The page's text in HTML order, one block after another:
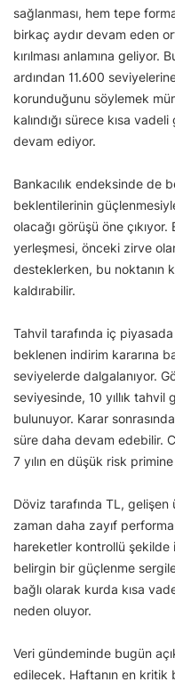
sağlanması, hem tepe
birkaç aydır devam eden
kırılması anlamına
ardından 11.600
korunduğunu söylemek
kalındığı sürece kısa
devam ediyor.
Bankacılık endeksinde de
beklentilerinin
olacağı görüşü öne
yerleşmesi, önceki zirve
desteklerken, bu noktanın
kaldırabilir.
Tahvil tarafında iç
beklenen indirim kararına
seviyelerde dalgalanıyor.
seviyesinde, 10 yıllık tahvil
bulunuyor. Karar
süre daha devam edebilir.
7 yılın en düşük risk
Döviz tarafında TL,
zaman daha zayıf
hareketler kontrollü şekilde
belirgin bir güçlenme
bağlı olarak kurda kısa
neden oluyor.
Veri gündeminde bugün
edilecek. Haftanın en kritik